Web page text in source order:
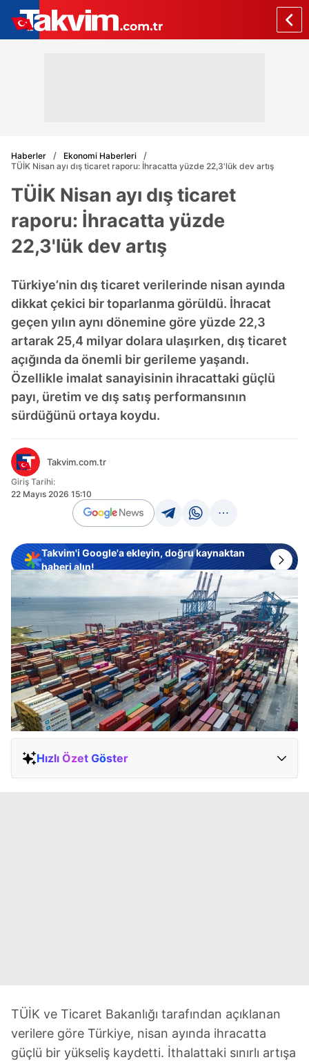
Haberler
Ekonomi Haberleri
TÜİK Nisan ayı dış ticaret raporu: İhracatta yüzde 22,3'lük dev artış
TÜİK Nisan ayı dış ticaret
raporu: İhracatta yüzde
22,3'lük dev artış
Türkiye’nin dış ticaret verilerinde nisan ayında
dikkat çekici bir toparlanma görüldü. İhracat
geçen yılın aynı dönemine göre yüzde 22,3
artarak 25,4 milyar dolara ulaşırken, dış ticaret
açığında da önemli bir gerileme yaşandı.
Özellikle imalat sanayisinin ihracattaki güçlü
payı, üretim ve dış satış performansının
sürdüğünü ortaya koydu.
Takvim.com.tr
Giriş Tarihi:
22 Mayıs 2026 15:10
Takvim'i Google'a ekleyin, doğru kaynaktan
haberi alın!
Hızlı Özet Göster
TÜİK ve Ticaret Bakanlığı tarafından açıklanan
verilere göre Türkiye, nisan ayında ihracatta
güçlü bir yükseliş kaydetti. İthalattaki sınırlı artışa